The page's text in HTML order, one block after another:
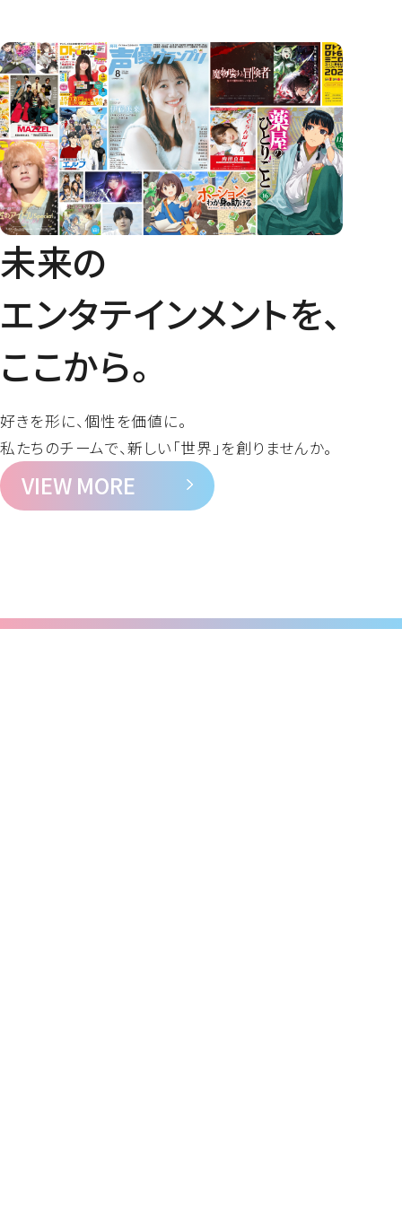
未来の
エンタテインメントを、
ここから。
好きを形に、個性を価値に。
私たちのチームで、新しい「世界」を創りませんか。
VIEW MORE